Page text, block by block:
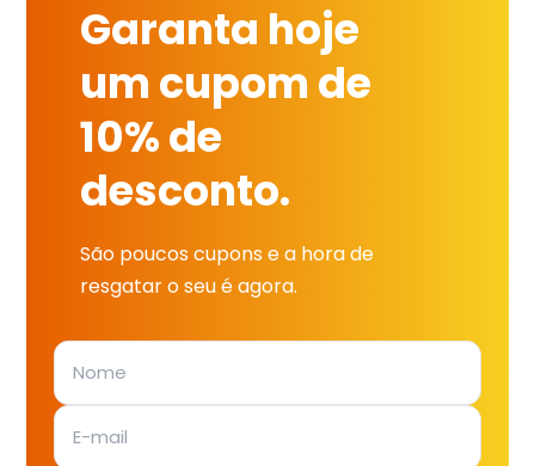
Garanta hoje
um cupom de
10% de
desconto.
São poucos cupons e a hora de
resgatar o seu é agora.